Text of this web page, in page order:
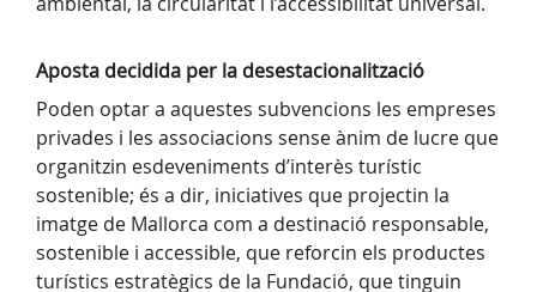
Aposta decidida per la desestacionalització
Poden optar a aquestes subvencions les empreses
privades i les associacions sense ànim de lucre que
organitzin esdeveniments d’interès turístic
sostenible; és a dir, iniciatives que projectin la
imatge de Mallorca com a destinació responsable,
sostenible i accessible, que reforcin els productes
turístics estratègics de la Fundació, que tinguin